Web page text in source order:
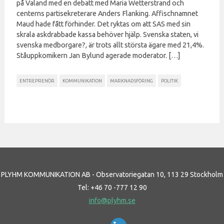
på Valand med en debatt med Maria Wetterstrand och
centerns partisekreterare Anders Flanking. Affischnamnet
Maud hade fått förhinder. Det ryktas om att SAS med sin
skrala askdrabbade kassa behöver hjälp. Svenska staten, vi
svenska medborgare?, är trots allt största ägare med 21,4%.
Ståuppkomikern Jan Bylund agerade moderator. […]
ENTREPRENÖR KOMMUNIKATION MARKNADSFÖRING POLITIK
PLYHM KOMMUNIKATION AB - Observatoriegatan 10, 113 29 Stockholm
Tel: +46 70 -777 12 90
info@plyhm.se